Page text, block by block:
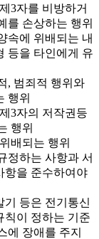
3자를 비방하거
를 손상하는 행위
속에 위배되는 내
등을 타인에게 유
, 범죄적 행위와
행위
3자의 저작권등
행위
배되는 행위
정하는 사항과 서
항을 준수하여야
등은 전기통신
칙이 정하는 기준
에 장애를 주지